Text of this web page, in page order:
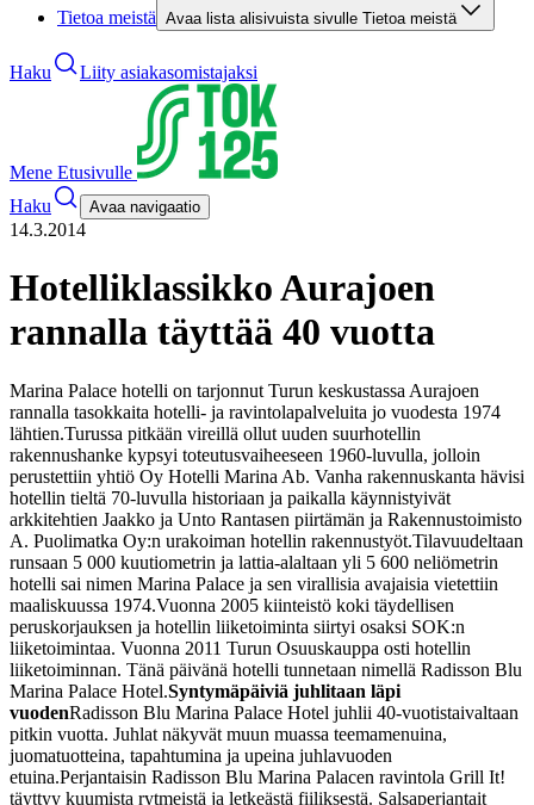
Tietoa meistä Avaa lista alisivuista sivulle Tietoa meistä
Haku Liity asiakasomistajaksi
Mene Etusivulle
Haku
Avaa navigaatio
14.3.2014
Hotelliklassikko Aurajoen
rannalla täyttää 40 vuotta
Marina Palace hotelli on tarjonnut Turun keskustassa Aurajoen
rannalla tasokkaita hotelli- ja ravintolapalveluita jo vuodesta 1974
lähtien.Turussa pitkään vireillä ollut uuden suurhotellin
rakennushanke kypsyi toteutusvaiheeseen 1960-luvulla, jolloin
perustettiin yhtiö Oy Hotelli Marina Ab. Vanha rakennuskanta hävisi
hotellin tieltä 70-luvulla historiaan ja paikalla käynnistyivät
arkkitehtien Jaakko ja Unto Rantasen piirtämän ja Rakennustoimisto
A. Puolimatka Oy:n urakoiman hotellin rakennustyöt.Tilavuudeltaan
runsaan 5 000 kuutiometrin ja lattia-alaltaan yli 5 600 neliömetrin
hotelli sai nimen Marina Palace ja sen virallisia avajaisia vietettiin
maaliskuussa 1974.Vuonna 2005 kiinteistö koki täydellisen
peruskorjauksen ja hotellin liiketoiminta siirtyi osaksi SOK:n
liiketoimintaa. Vuonna 2011 Turun Osuuskauppa osti hotellin
liiketoiminnan. Tänä päivänä hotelli tunnetaan nimellä Radisson Blu
Marina Palace Hotel.Syntymäpäiviä juhlitaan läpi
vuodenRadisson Blu Marina Palace Hotel juhlii 40-vuotistaivaltaan
pitkin vuotta. Juhlat näkyvät muun muassa teemamenuina,
juomatuotteina, tapahtumina ja upeina juhlavuoden
etuina.Perjantaisin Radisson Blu Marina Palacen ravintola Grill It!
täyttyy kuumista rytmeistä ja letkeästä fiiliksestä. Salsaperjantait